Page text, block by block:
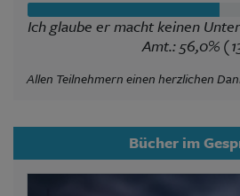
Ich glaube er macht keinen
Amt.: 56,0%
Allen Teilnehmern einen herzlichen
Bücher im